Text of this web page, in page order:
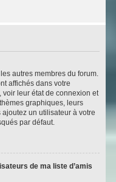
autres membres du forum.
affichés dans votre
voir leur état de connexion et
graphiques, leurs
un utilisateur à votre
par défaut.
de ma liste d’amis